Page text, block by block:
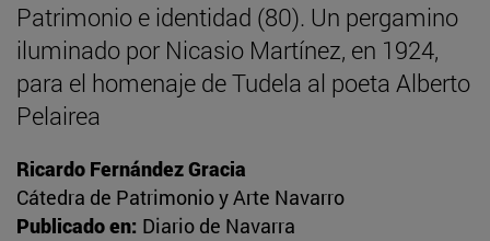
Patrimonio e identidad (80). Un pergamino
iluminado por Nicasio Martínez, en 1924,
para el homenaje de Tudela al poeta Alberto
Pelairea
Ricardo Fernández Gracia
Cátedra de Patrimonio y Arte Navarro
Publicado en: Diario de Navarra